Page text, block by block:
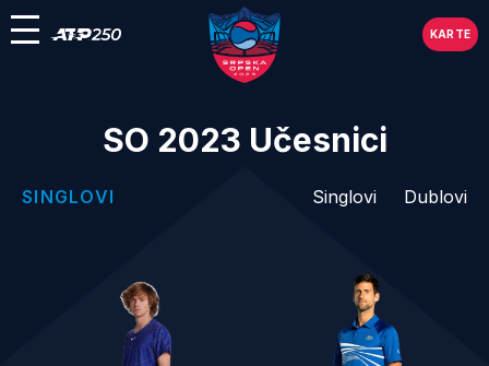
KARTE
SO 2023 Učesnici
SINGLOVI Singlovi Dublovi